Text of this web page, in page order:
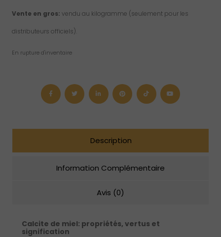
Vente en gros: vendu au kilogramme (seulement pour les
distributeurs officiels).
En rupture d'inventaire
Description
Information Complémentaire
Avis (0)
Calcite de miel: propriétés, vertus et
signification